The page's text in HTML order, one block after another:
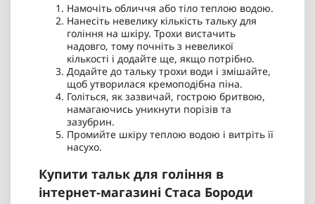
Намочіть обличчя або тіло теплою водою.
Нанесіть невелику кількість тальку для
гоління на шкіру. Трохи вистачить
надовго, тому почніть з невеликої
кількості і додайте ще, якщо потрібно.
Додайте до тальку трохи води і змішайте,
щоб утворилася кремоподібна піна.
Голіться, як зазвичай, гострою бритвою,
намагаючись уникнути порізів та
зазубрин.
Промийте шкіру теплою водою і витріть її
насухо.
Купити тальк для гоління в
інтернет-магазині Стаса Бороди